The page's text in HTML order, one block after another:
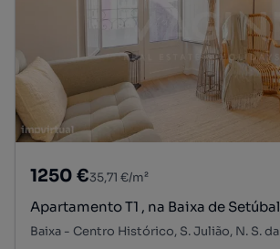
1250 €35,71 €/m²
Apartamento T1 , na Baixa de Setúbal